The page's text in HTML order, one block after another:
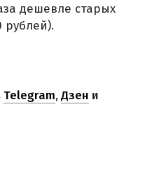
дешевле старых
рублей).
Telegram,Дзен и